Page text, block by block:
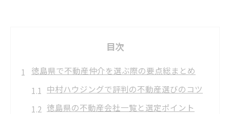
目次
徳島県で不動産仲介を選ぶ際の要点総まとめ
中村ハウジングで評判の不動産選びのコツ
徳島県の不動産会社一覧と選定ポイント